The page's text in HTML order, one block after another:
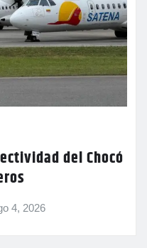
del Chocó
4, 2026